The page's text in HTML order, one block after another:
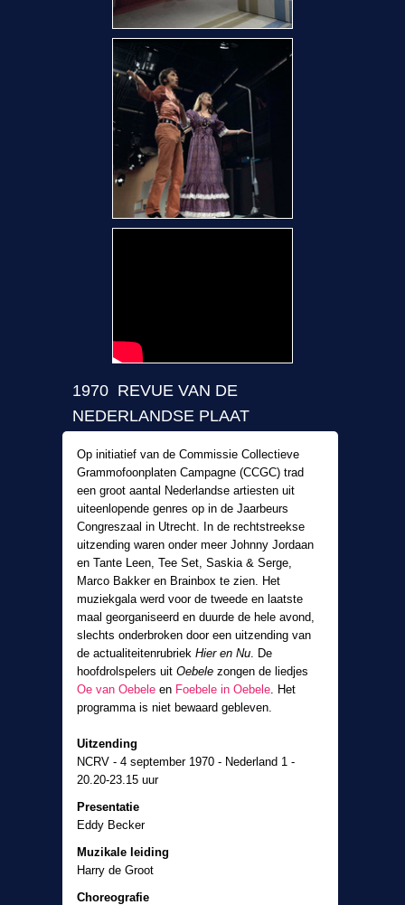
1970 REVUE VAN DE
NEDERLANDSE PLAAT
Op initiatief van de Commissie Collectieve
Grammofoonplaten Campagne (CCGC) trad
een groot aantal Nederlandse artiesten uit
uiteenlopende genres op in de Jaarbeurs
Congreszaal in Utrecht. In de rechtstreekse
uitzending waren onder meer Johnny Jordaan
en Tante Leen, Tee Set, Saskia & Serge,
Marco Bakker en Brainbox te zien. Het
muziekgala werd voor de tweede en laatste
maal georganiseerd en duurde de hele avond,
slechts onderbroken door een uitzending van
de actualiteitenrubriek Hier en Nu. De
hoofdrolspelers uit Oebele zongen de liedjes
Oe van Oebele en Foebele in Oebele. Het
programma is niet bewaard gebleven.
Uitzending
NCRV - 4 september 1970 - Nederland 1 -
20.20-23.15 uur
Presentatie
Eddy Becker
Muzikale leiding
Harry de Groot
Choreografie